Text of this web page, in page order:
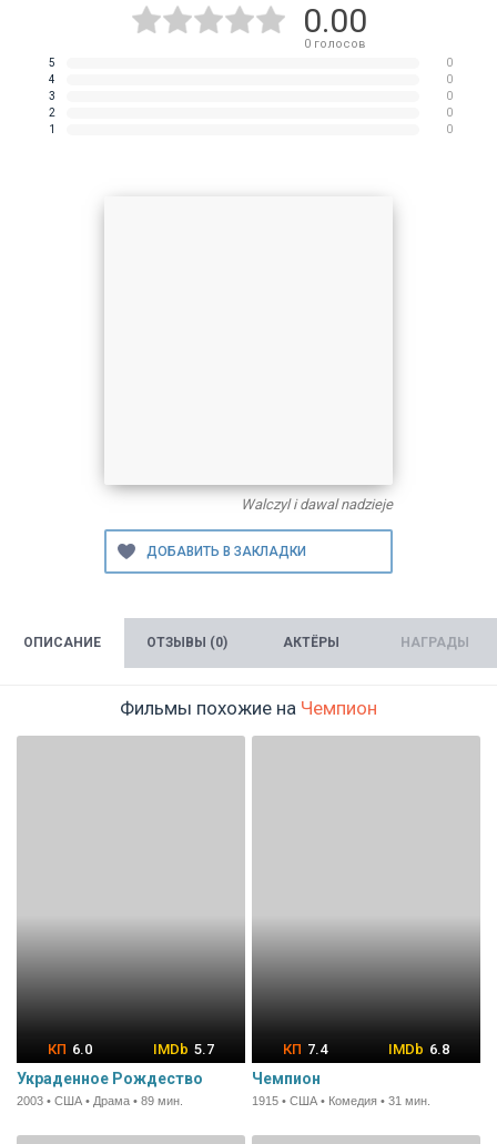
0.00
0голосов
5
0
4
0
3
0
2
0
1
0
Walczyl i dawal nadzieje
ОПИСАНИЕ ОТЗЫВЫ (0) АКТЁРЫ НАГРАДЫ
Фильмы похожие на Чемпион
6.0 5.7
Украденное Рождество
2003 • США • Драма • 89 мин.
7.4 6.8
Чемпион
1915 • США • Комедия • 31 мин.